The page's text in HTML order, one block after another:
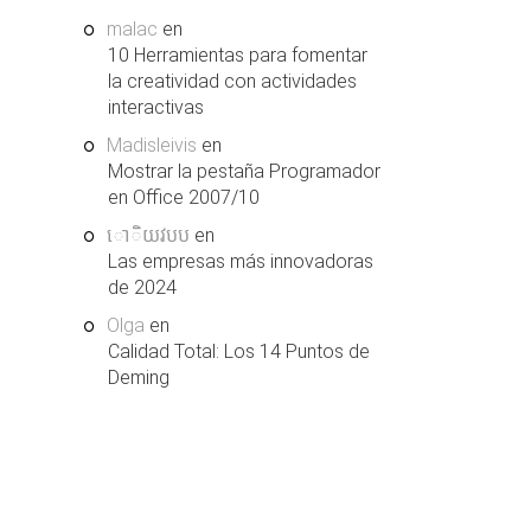
malac en
10 Herramientas para fomentar
la creatividad con actividades
interactivas
Madisleivis en
Mostrar la pestaña Programador
en Office 2007/10
ោិយវបប en
Las empresas más innovadoras
de 2024
Olga en
Calidad Total: Los 14 Puntos de
Deming